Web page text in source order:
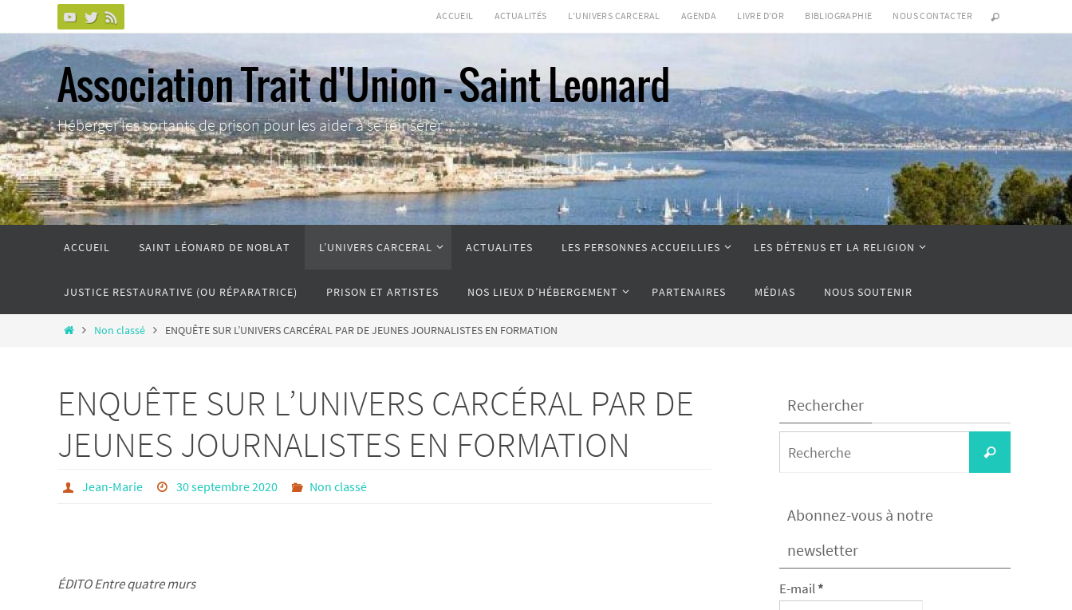
vers
le
contenu
ACCUEIL ACTUALITÉS L’UNIVERS CARCERAL AGENDA LIVRE D’OR BIBLIOGRAPHIE NOUS CONTACTER
Association Trait d'Union - Saint Leonard
Héberger les sortants de prison pour les aider à se réinsérer ...
ACCUEIL SAINT LÉONARD DE NOBLAT L’UNIVERS CARCERAL ACTUALITES LES PERSONNES ACCUEILLIES LES DÉTENUS ET LA RELIGION
JUSTICE RESTAURATIVE (OU RÉPARATRICE) PRISON ET ARTISTES NOS LIEUX D’HÉBERGEMENT PARTENAIRES MÉDIAS NOUS SOUTENIR
HomeNon classé ENQUÊTE SUR L’UNIVERS CARCÉRAL PAR DE JEUNES JOURNALISTES EN FORMATION
ENQUÊTE SUR L’UNIVERS CARCÉRAL PAR DE
JEUNES JOURNALISTES EN FORMATION
Jean-Marie 30 septembre 2020 Non classé
ÉDITOEntre quatremurs
Rechercher
Recherche
Abonnez-vous à notre
newsletter
E-mail*